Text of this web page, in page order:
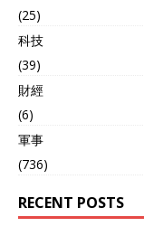
(25)
科技
(39)
財經
(6)
軍事
(736)
RECENT POSTS